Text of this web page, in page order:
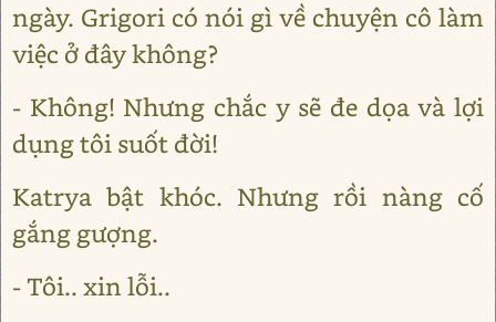
ngày. Grigori có nói gì về chuyện cô làm
việc ở đây không?
- Không! Nhưng chắc y sẽ đe dọa và lợi
dụng tôi suốt đời!
Katrya bật khóc. Nhưng rồi nàng cố
gắng gượng.
- Tôi.. xin lỗi..